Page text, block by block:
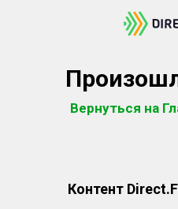
Вернуться на
Контент